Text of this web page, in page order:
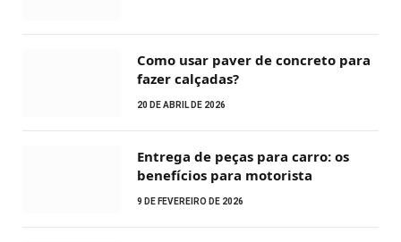
Como usar paver de concreto para
fazer calçadas?
20 DE ABRIL DE 2026
Entrega de peças para carro: os
benefícios para motorista
9 DE FEVEREIRO DE 2026